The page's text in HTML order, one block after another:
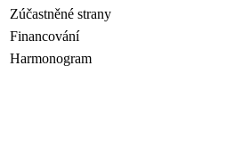
Zúčastněné strany
Financování
Harmonogram